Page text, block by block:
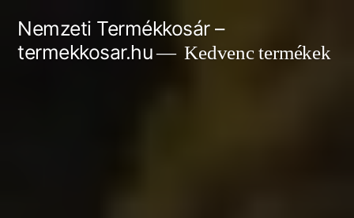
Nemzeti Termékkosár –
termekkosar.hu
Kedvenc termékek